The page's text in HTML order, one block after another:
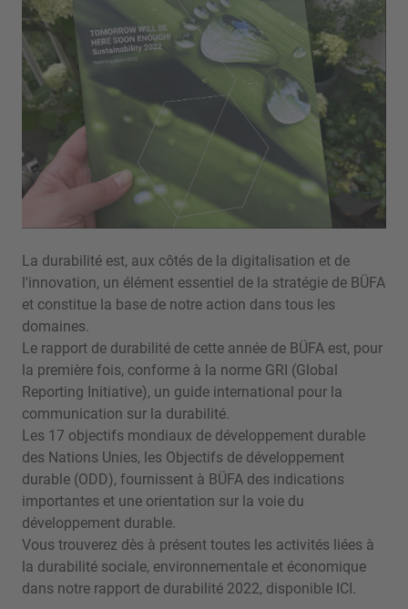
La durabilité est, aux côtés de la digitalisation et de
l'innovation, un élément essentiel de la stratégie de BÜFA
et constitue la base de notre action dans tous les
domaines.
Le rapport de durabilité de cette année de BÜFA est, pour
la première fois, conforme à la norme GRI (Global
Reporting Initiative), un guide international pour la
communication sur la durabilité.
Les 17 objectifs mondiaux de développement durable
des Nations Unies, les Objectifs de développement
durable (ODD), fournissent à BÜFA des indications
importantes et une orientation sur la voie du
développement durable.
Vous trouverez dès à présent toutes les activités liées à
la durabilité sociale, environnementale et économique
dans notre rapport de durabilité 2022, disponible ICI.